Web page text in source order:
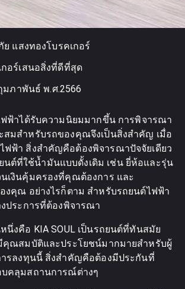
แสงทองโบรคเกอร์
อร์เสนอสิ่งที่ดีที่สุด
มภาพันธ์ พ.ศ.2566
ฟฟ้าได้รับความนิยมมากขึ้น การพิจารณา
สมสำหรับรถของคุณจึงเป็นสิ่งสำคัญ เมื่อ
ฟฟ้า สิ่งสำคัญคือต้องพิจารณาปัจจัยเดียว
ต์ที่ใช้น้ำมันแบบดั้งเดิม เช่น ยี่ห้อและรุ่น
เงินคุ้มครองที่คุณต้องการ และ
งคุณ อย่างไรก็ตาม สำหรับรถยนต์ไฟฟ้า
ประการที่ต้องพิจารณา
นึ่งคือ KIA SOUL เป็นรถยนต์ที่ทันสมัย
คุณสมบัติและประโยชน์มากมายสำหรับผู้
รลงทุนนี้ สิ่งสำคัญคือต้องมีประกันที่
คลุมสถานการณ์ต่างๆ